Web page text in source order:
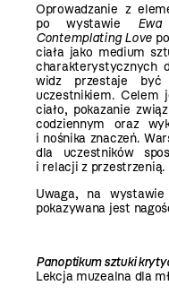
Oprowadzanie z
po wystawie
Contemplating Love
ciała jako medium
charakterystycznych
widz przestaje
uczestnikiem. Celem
ciało, pokazanie
codziennym oraz
i nośnika znaczeń.
dla uczestników
i relacji z przestrzenią.
Uwaga, na
pokazywana jest
Panoptikum sztuki
Lekcja muzealna dla